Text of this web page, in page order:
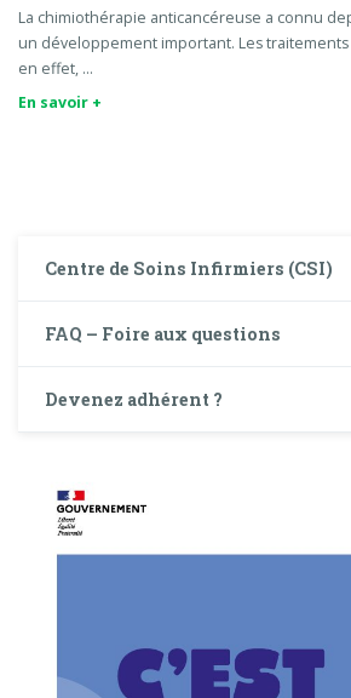
La chimiothérapie anticancéreuse a connu
un développement important. Les
en effet, …
En savoir +
Centre de Soins Infirmiers (CSI)
FAQ – Foire aux questions
Devenez adhérent ?